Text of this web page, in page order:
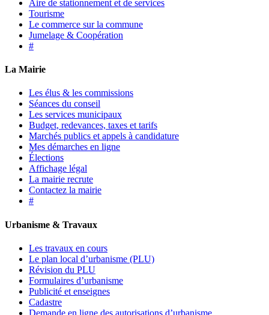
Aire de stationnement et de services
Tourisme
Le commerce sur la commune
Jumelage & Coopération
#
La Mairie
Les élus & les commissions
Séances du conseil
Les services municipaux
Budget, redevances, taxes et tarifs
Marchés publics et appels à candidature
Mes démarches en ligne
Élections
Affichage légal
La mairie recrute
Contactez la mairie
#
Urbanisme & Travaux
Les travaux en cours
Le plan local d’urbanisme (PLU)
Révision du PLU
Formulaires d’urbanisme
Publicité et enseignes
Cadastre
Demande en ligne des autorisations d’urbanisme